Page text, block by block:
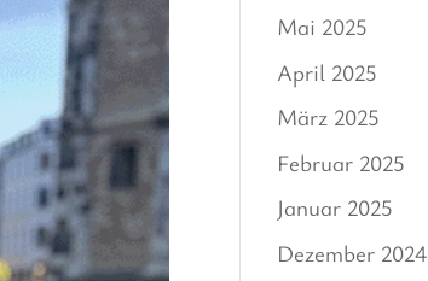
Mai 2025
April 2025
März 2025
Februar 2025
Januar 2025
Dezember 2024